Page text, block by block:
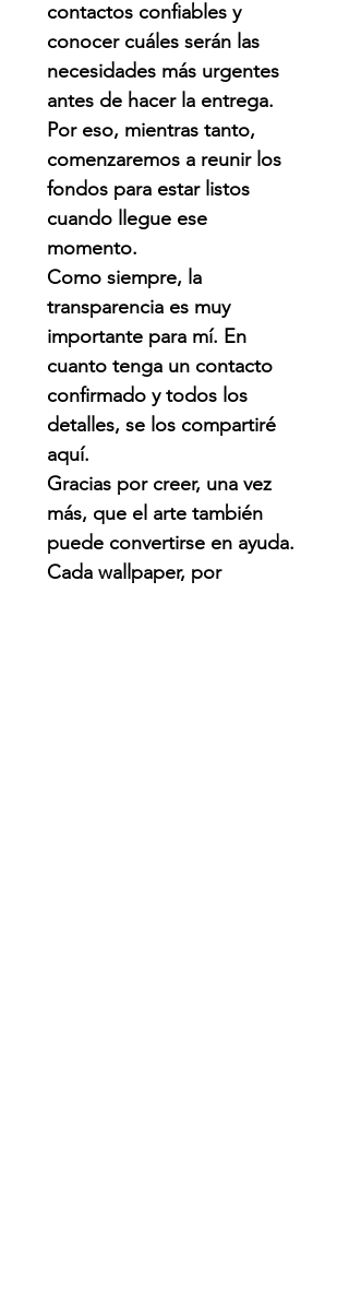
contactos confiables y
conocer cuáles serán las
necesidades más urgentes
antes de hacer la entrega.
Por eso, mientras tanto,
comenzaremos a reunir los
fondos para estar listos
cuando llegue ese
momento.
Como siempre, la
transparencia es muy
importante para mí. En
cuanto tenga un contacto
confirmado y todos los
detalles, se los compartiré
aquí.
Gracias por creer, una vez
más, que el arte también
puede convertirse en ayuda.
Cada wallpaper, por